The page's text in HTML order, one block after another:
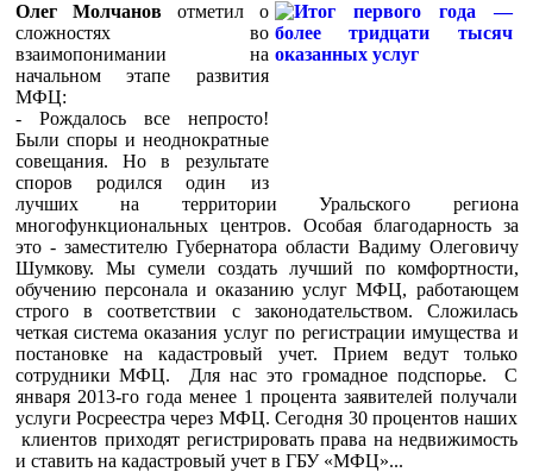
Олег Молчановотметил о
сложностях во
взаимопонимании на
начальном этапе развития
МФЦ:
- Рождалось все непросто!
Были споры и неоднократные
совещания. Но в результате
споров родился один из
лучших на территории Уральского региона
многофункциональных центров. Особая благодарность за
это - заместителю Губернатора области Вадиму Олеговичу
Шумкову. Мы сумели создать лучший по комфортности,
обучению персонала и оказанию услуг МФЦ, работающем
строго в соответствии с законодательством. Сложилась
четкая система оказания услуг по регистрации имущества и
постановке на кадастровый учет. Прием ведут только
сотрудники МФЦ. Для нас это громадное подспорье. С
января 2013-го года менее 1 процента заявителей получали
услуги Росреестра через МФЦ. Сегодня 30 процентов наших
клиентов приходят регистрировать права на недвижимость
и ставить на кадастровый учет в ГБУ «МФЦ»...